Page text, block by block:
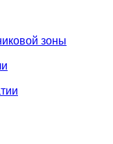
зоны